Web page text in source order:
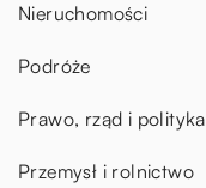
Nieruchomości
Podróże
Prawo, rząd i polityka
Przemysł i rolnictwo